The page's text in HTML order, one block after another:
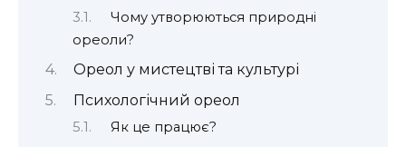
Чому утворюються природні
ореоли?
Ореол у мистецтві та культурі
Психологічний ореол
Як це працює?